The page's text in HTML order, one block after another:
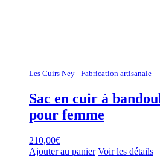
Les Cuirs Ney - Fabrication artisanale
Sac en cuir à
pour femme
210,00€
Ajouter au panier Voir les détails